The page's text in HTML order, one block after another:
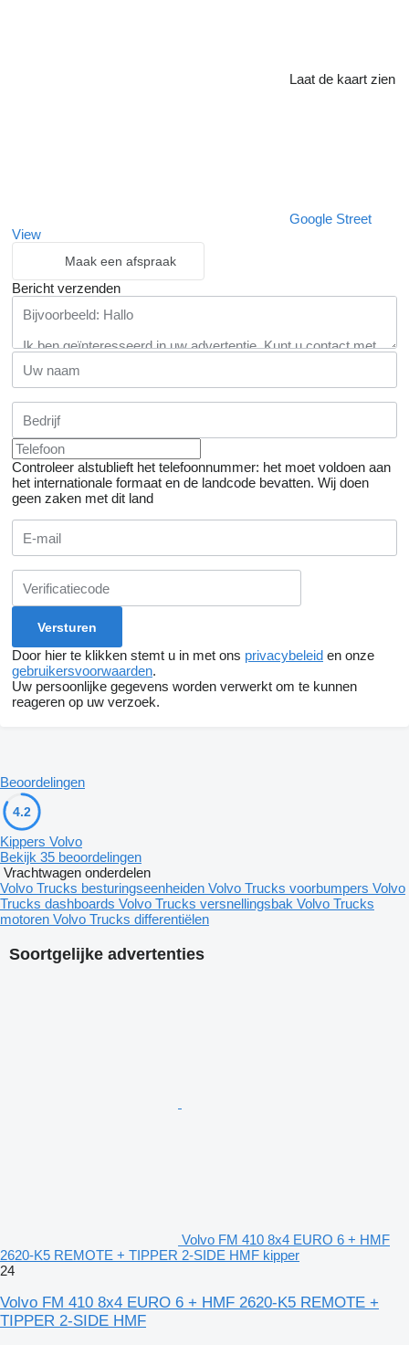
Laat de kaart zien
Google Street
View
Maak een afspraak
Bericht verzenden
Controleer alstublieft het telefoonnummer: het moet voldoen aan
het internationale formaat en de landcode bevatten. Wij doen
geen zaken met dit land
Door hier te klikken stemt u in met ons privacybeleid en onze
gebruikersvoorwaarden.
Uw persoonlijke gegevens worden verwerkt om te kunnen
reageren op uw verzoek.
Soortgelijke advertenties
Volvo FM 410 8x4 EURO 6 + HMF
2620-K5 REMOTE + TIPPER 2-SIDE HMF kipper
24
Volvo FM 410 8x4 EURO 6 + HMF 2620-K5 REMOTE +
TIPPER 2-SIDE HMF
Beoordelingen
4.2
Kippers Volvo
Bekijk 35 beoordelingen
Vrachtwagen onderdelen
Volvo Trucks besturingseenheiden Volvo Trucks voorbumpers Volvo
Trucks dashboards Volvo Trucks versnellingsbak Volvo Trucks
motoren Volvo Trucks differentiëlen